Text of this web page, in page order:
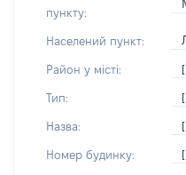
пункту:
Населений пункт:
Район у місті:
Тип:
Назва:
Номер будинку: